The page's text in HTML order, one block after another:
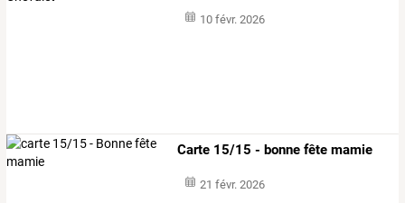
10 févr. 2026
Carte 15/15 - bonne fête mamie
21 févr. 2026